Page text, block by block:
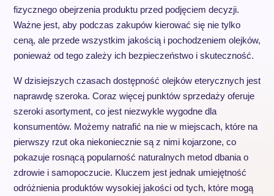
fizycznego obejrzenia produktu przed podjęciem decyzji.
Ważne jest, aby podczas zakupów kierować się nie tylko
ceną, ale przede wszystkim jakością i pochodzeniem olejków,
ponieważ od tego zależy ich bezpieczeństwo i skuteczność.
W dzisiejszych czasach dostępność olejków eterycznych jest
naprawdę szeroka. Coraz więcej punktów sprzedaży oferuje
szeroki asortyment, co jest niezwykle wygodne dla
konsumentów. Możemy natrafić na nie w miejscach, które na
pierwszy rzut oka niekoniecznie są z nimi kojarzone, co
pokazuje rosnącą popularność naturalnych metod dbania o
zdrowie i samopoczucie. Kluczem jest jednak umiejętność
odróżnienia produktów wysokiej jakości od tych, które mogą